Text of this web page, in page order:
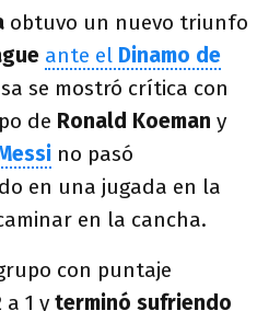
obtuvo un nuevo triunfo
ante el Dinamo de
se mostró crítica con
de Ronald Koeman y
no pasó
en una jugada en la
en la cancha.
con puntaje
1 y terminó sufriendo